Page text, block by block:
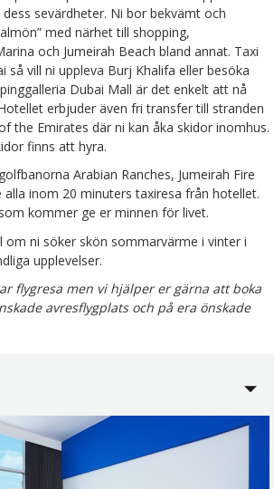
sevärdheter. Ni bor bekvämt och
med närhet till shopping,
och Jumeirah Beach bland annat. Taxi
så vill ni uppleva Burj Khalifa eller besöka
Dubai Mall är det enkelt att nå
erbjuder även fri transfer till stranden
the Emirates där ni kan åka skidor inomhus.
finns att hyra.
Arabian Ranches, Jumeirah Fire
alla inom 20 minuters taxiresa från hotellet.
kommer ge er minnen för livet.
om ni söker skön sommarvärme i vinter i
upplevelser.
flygresa men vi hjälper er gärna att boka
avresflygplats och på era önskade